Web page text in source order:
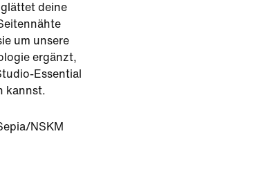
deine
um unsere
ergänzt,
Essential
kannst.
NSKM